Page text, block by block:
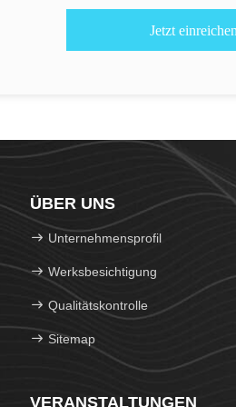
Jetzt einreichen
ÜBER UNS
Unternehmensprofil
Werksbesichtigung
Qualitätskontrolle
Sitemap
VERANSTALTUNGEN